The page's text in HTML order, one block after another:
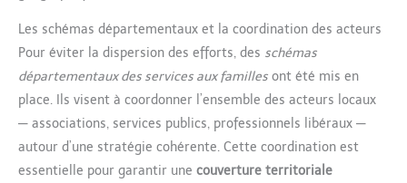
Les schémas départementaux et la coordination des acteurs
Pour éviter la dispersion des efforts, des schémas
départementaux des services aux familles ont été mis en
place. Ils visent à coordonner l’ensemble des acteurs locaux
— associations, services publics, professionnels libéraux —
autour d’une stratégie cohérente. Cette coordination est
essentielle pour garantir une couverture territoriale